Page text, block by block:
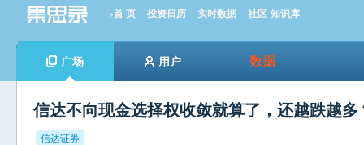
»首 页 投资日历 实时数据 社区-知识库
广场 用户 数据
信达不向现金选择权收敛就算了，还越跌越多
信达证券